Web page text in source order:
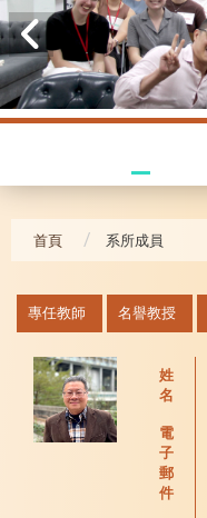
首頁 系所成員
專任教師 名譽教授
姓
名
電
子
郵
件